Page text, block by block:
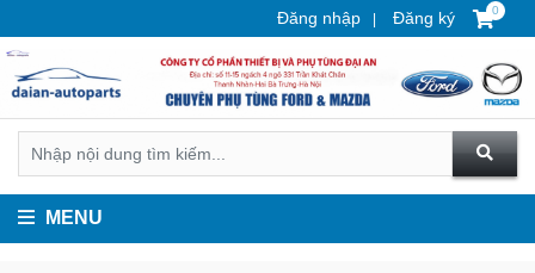
Đăng nhập Đăng ký 0
MENU